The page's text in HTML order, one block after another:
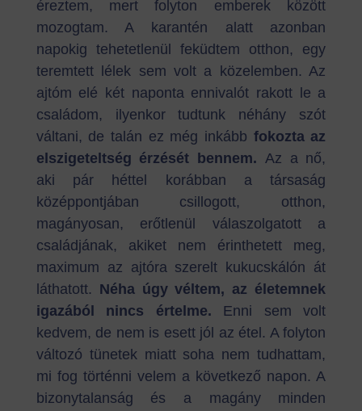
éreztem, mert folyton emberek között
mozogtam. A karantén alatt azonban
napokig tehetetlenül feküdtem otthon, egy
teremtett lélek sem volt a közelemben. Az
ajtóm elé két naponta ennivalót rakott le a
családom, ilyenkor tudtunk néhány szót
váltani, de talán ez még inkább fokozta az
elszigeteltség érzését bennem. Az a nő,
aki pár héttel korábban a társaság
középpontjában csillogott, otthon,
magányosan, erőtlenül válaszolgatott a
családjának, akiket nem érinthetett meg,
maximum az ajtóra szerelt kukucskálón át
láthatott. Néha úgy véltem, az életemnek
igazából nincs értelme.
Enni sem volt
kedvem, de nem is esett jól az étel. A folyton
változó tünetek miatt soha nem tudhattam,
mi fog történni velem a következő napon. A
bizonytalanság és a magány minden